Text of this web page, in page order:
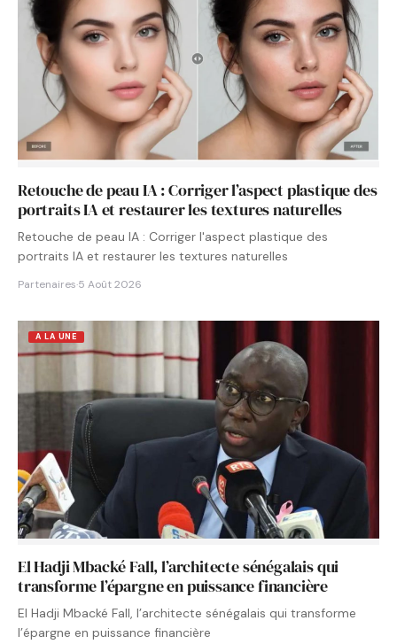
Retouche de peau IA : Corriger l’aspect plastique des
portraits IA et restaurer les textures naturelles
Retouche de peau IA : Corriger l'aspect plastique des
portraits IA et restaurer les textures naturelles
Partenaires·5 Août 2026
A LA UNE
El Hadji Mbacké Fall, l’architecte sénégalais qui
transforme l’épargne en puissance financière
El Hadji Mbacké Fall, l’architecte sénégalais qui transforme
l’épargne en puissance financière